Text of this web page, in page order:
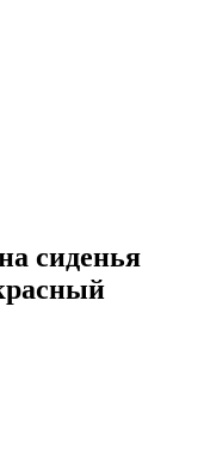
сиденья